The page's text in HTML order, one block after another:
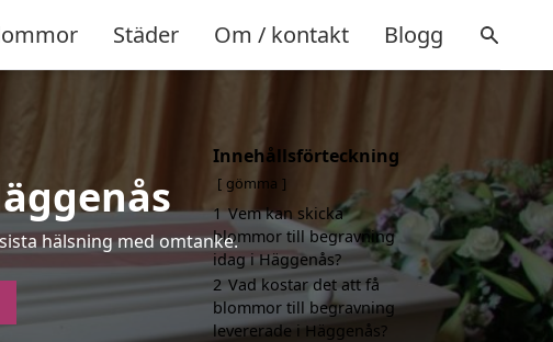
Städer Om / kontakt Blogg
hälsning med omtanke.
Innehållsförteckning
gömma
1 Vem kan skicka
blommor till begravning
idag i Häggenås?
2 Vad kostar det att få
blommor till begravning
levererade i Häggenås?